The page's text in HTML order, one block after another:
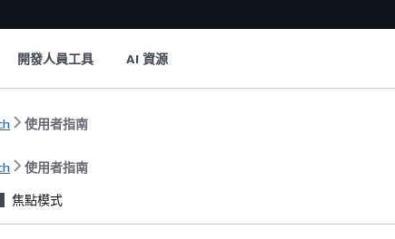
開發人員工具 AI 資源
使用者指南
使用者指南
焦點模式